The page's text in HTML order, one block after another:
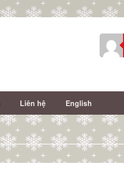
Liên hệ English